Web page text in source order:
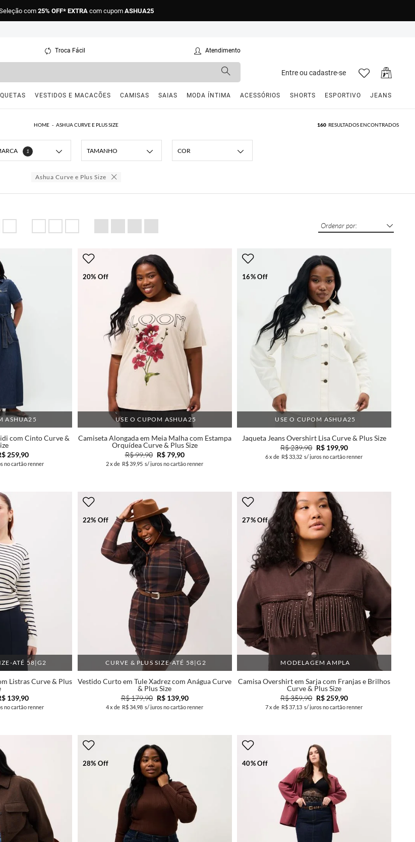
com 25% OFF* EXTRA com cupom ASHUA25
Troca Fácil Atendimento
Entre ou cadastre-se
VESTIDOS E MACACÕES CAMISAS SAIAS MODA ÍNTIMA ACESSÓRIOS SHORTS ESPORTIVO JEANS
HOME ASHUA CURVE E PLUS SIZE 160 RESULTADOS ENCONTRADOS
1 TAMANHO COR
Ashua Curve e Plus Size
ASHUA25
com Cinto Curve &
259,90
no cartão renner
20% Off
USE O CUPOM ASHUA25
Camiseta Alongada em Meia Malha com Estampa
Orquídea Curve & Plus Size
R$ 99,90 R$ 79,90
2x de R$ 39,95 s/ juros no cartão renner
16% Off
USE O CUPOM ASHUA25
Jaqueta Jeans Overshirt Lisa Curve & Plus Size
R$ 239,90 R$ 199,90
6x de R$ 33,32 s/ juros no cartão renner
ATÉ 58|G2
Listras Curve & Plus
139,90
no cartão renner
22% Off
CURVE & PLUS SIZE-ATÉ 58|G2
Vestido Curto em Tule Xadrez com Anágua Curve
& Plus Size
R$ 179,90 R$ 139,90
4x de R$ 34,98 s/ juros no cartão renner
27% Off
MODELAGEM AMPLA
Camisa Overshirt em Sarja com Franjas e Brilhos
Curve & Plus Size
R$ 359,90 R$ 259,90
7x de R$ 37,13 s/ juros no cartão renner
28% Off 40% Off